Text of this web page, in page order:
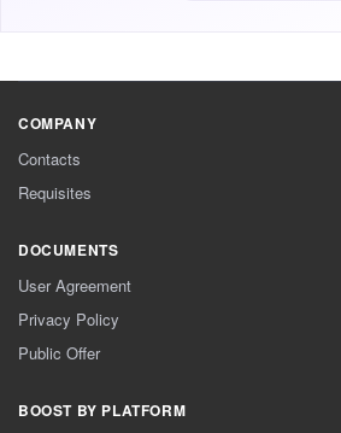
COMPANY
Contacts
Requisites
DOCUMENTS
User Agreement
Privacy Policy
Public Offer
BOOST BY PLATFORM